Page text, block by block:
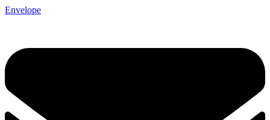
Envelope